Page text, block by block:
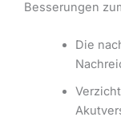
Besserungen
Die